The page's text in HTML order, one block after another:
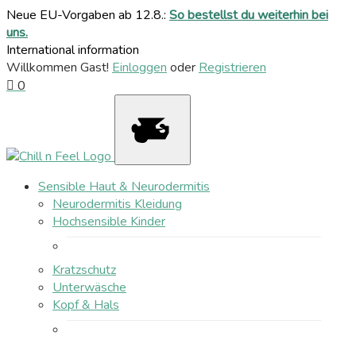
Neue EU-Vorgaben ab 12.8.: So bestellst du weiterhin bei
uns.
International information
Willkommen Gast! Einloggen oder Registrieren
0
Sensible Haut & Neurodermitis
Neurodermitis Kleidung
Hochsensible Kinder
Kratzschutz
Unterwäsche
Kopf & Hals